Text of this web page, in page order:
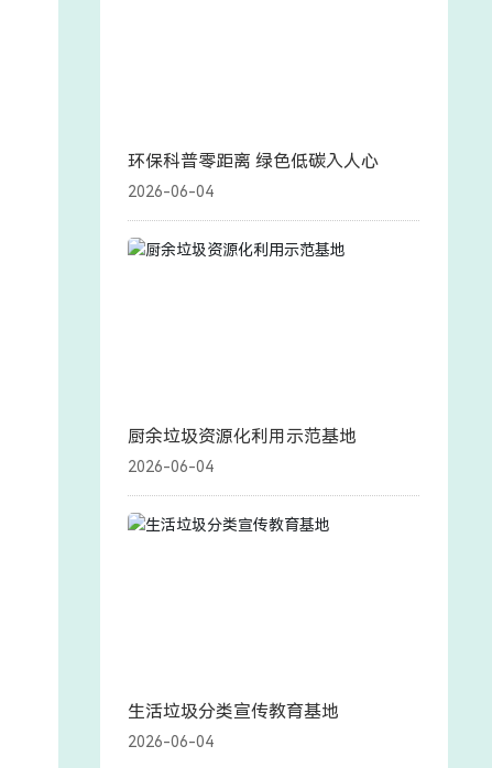
环保科普零距离 绿色低碳入人心
2026-06-04
厨余垃圾资源化利用示范基地
2026-06-04
生活垃圾分类宣传教育基地
2026-06-04